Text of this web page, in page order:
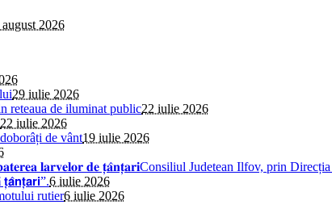
august 2026
29 iulie 2026
reteaua de iluminat public22 iulie 2026
22 iulie 2026
de vânt19 iulie 2026
𝐥𝐚𝐫𝐯𝐞𝐥𝐨𝐫 𝐝𝐞 𝐭̦𝐚̂𝐧𝐭̦𝐚𝐫𝐢Consiliul Judetean Ilfov, prin
6 iulie 2026
rutier6 iulie 2026